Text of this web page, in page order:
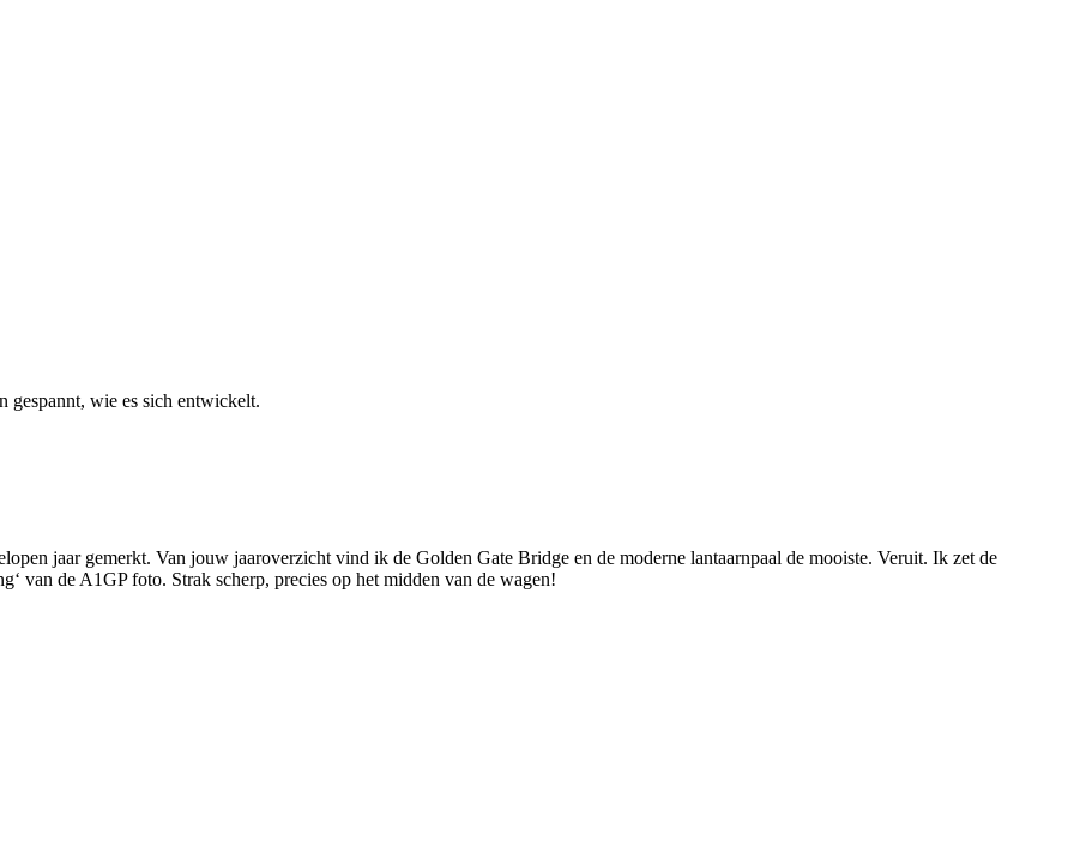
gespannt, wie es sich entwickelt.
jaar gemerkt. Van jouw jaaroverzicht vind ik de Golden Gate Bridge en de moderne lantaarnpaal de mooiste. Veruit. Ik zet de
van de A1GP foto. Strak scherp, precies op het midden van de wagen!